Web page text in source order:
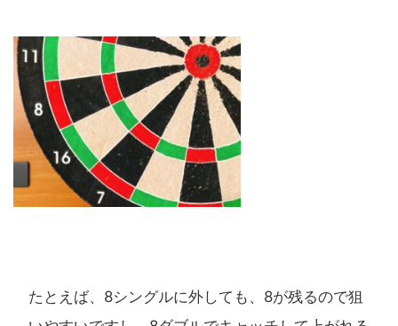
たとえば、8シングルに外しても、8が残るので狙